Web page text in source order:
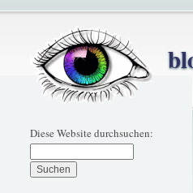
Diese Website durchsuchen: